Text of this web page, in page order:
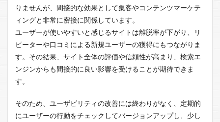
りませんが、間接的な効果として集客やコンテンツマーケテ
ィングと非常に密接に関係しています。
ユーザーが使いやすいと感じるサイトは離脱率が下がり、リ
ピーターや口コミによる新規ユーザーの獲得にもつながりま
す。その結果、サイト全体の評価や信頼性が高まり、検索エ
ンジンからも間接的に良い影響を受けることが期待できま
す。
そのため、ユーザビリティの改善には終わりがなく、定期的
にユーザーの行動をチェックしてバージョンアップし、少し